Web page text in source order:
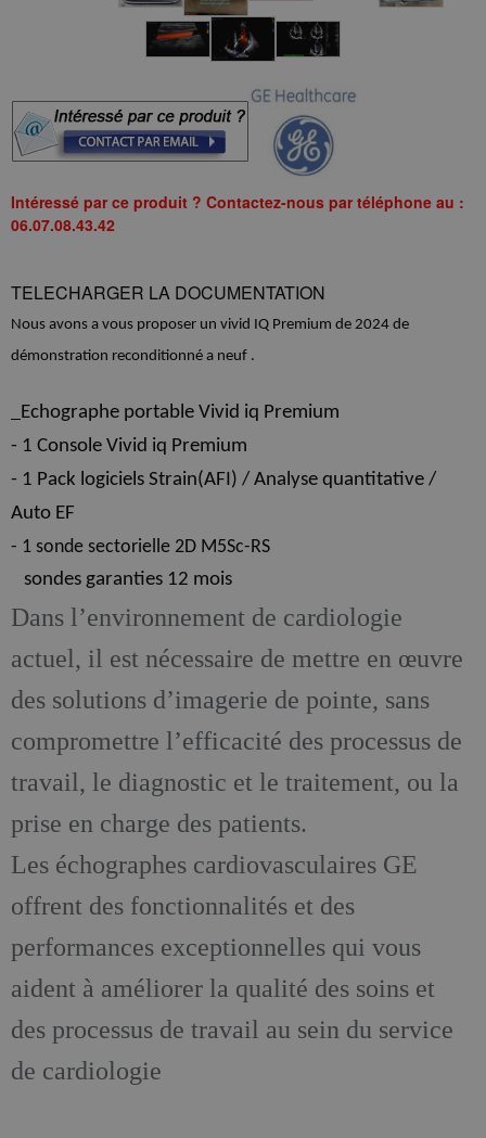
Intéressé par ce produit ? Contactez-nous par téléphone au :
06.07.08.43.42
TELECHARGER LA DOCUMENTATION
Nous avons a vous proposer un vivid IQ Premium de 2024 de
démonstration reconditionné a neuf .
Echographe portable Vivid iq Premium
- 1 Console Vivid iq Premium
- 1 Pack logiciels Strain(AFI) / Analyse quantitative /
Auto EF
- 1 sonde sectorielle 2D M5Sc-RS
sondes garanties 12 mois
Dans l’environnement de cardiologie
actuel, il est nécessaire de mettre en œuvre
des solutions d’imagerie de pointe, sans
compromettre l’efficacité des processus de
travail, le diagnostic et le traitement, ou la
prise en charge des patients.
Les échographes cardiovasculaires GE
offrent des fonctionnalités et des
performances exceptionnelles qui vous
aident à améliorer la qualité des soins et
des processus de travail au sein du service
de cardiologie